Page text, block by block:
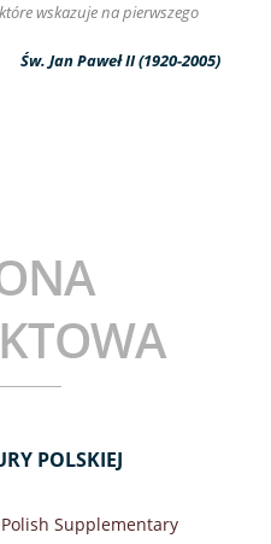
ROZRYWKOWE
SZKOLNE
0 A
V A
V B
VI A
A
wskazuje na pierwszego
Św. Jan Paweł II (1920-2005)
POLSKIEJ
Supplementary